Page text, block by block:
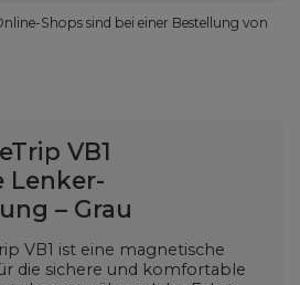
Shops sind bei einer Bestellung von
VB1
Lenker-
– Grau
VB1 ist eine magnetische
die sichere und komfortable